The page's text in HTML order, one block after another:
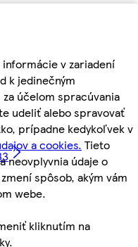
v zariadení
k jedinečným
účelom spracúvania
udeliť alebo spravovať
prípadne kedykoľvek v
a cookies. Tieto
neovplyvnia údaje o
spôsob, akým vám
webe.
kliknutím na